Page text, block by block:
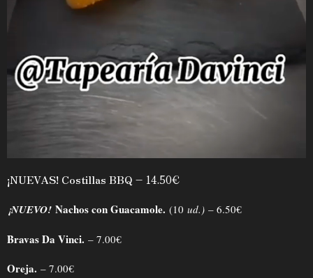
¡NUEVAS! Costillas BBQ – 14.50€
¡NUEVO! Nachos con Guacamole. (10 ud.) – 6.50€
Bravas Da Vinci. – 7.00€
Oreja. – 7.00€